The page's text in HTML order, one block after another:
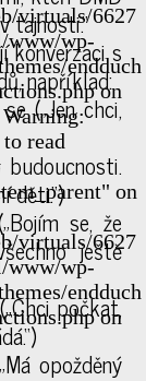
virtuals/6627
www/wp-
endduch
on
read
on
virtuals/6627
www/wp-
endduch
on
tajnosti.“
konverzaci s
například:
(„Jen chci,
děti.“)
se, že
ještě
počkat,
opožděný